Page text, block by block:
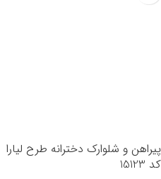
پیراهن و شلوارک دخترانه طرح لیارا
کد 15123